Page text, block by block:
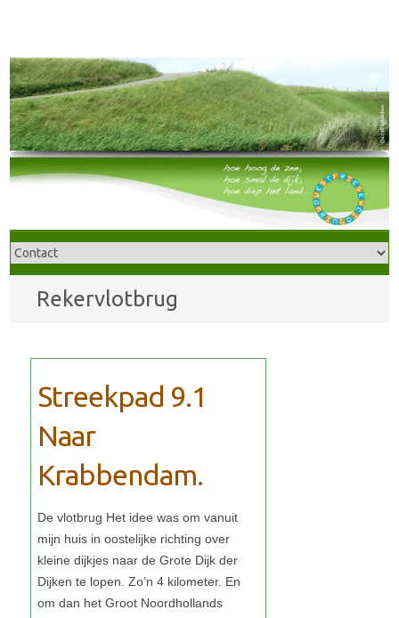
Rekervlotbrug
Streekpad 9.1
Naar
Krabbendam.